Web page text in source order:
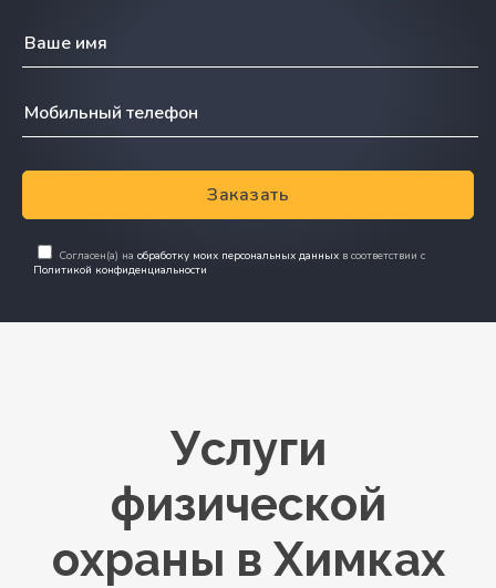
Заказать
Согласен(а) на обработку моих персональных данных в соответствии с
Политикой конфиденциальности
Услуги
физической
охраны в Химках